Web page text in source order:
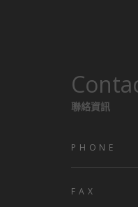
聯絡資訊
PHONE
FAX